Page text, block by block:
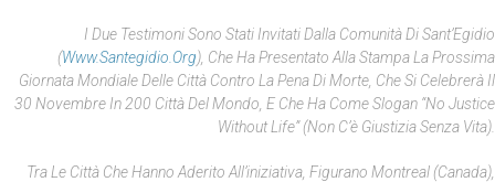
I Due Testimoni Sono Stati Invitati Dalla Comunità Di Sant’Egidio
(Www.santegidio.org), Che Ha Presentato Alla Stampa La Prossima
Giornata Mondiale Delle Città Contro La Pena Di Morte, Che Si Celebrerà Il
30 Novembre In 200 Città Del Mondo, E Che Ha Come Slogan “No Justice
Without Life” (Non C’è Giustizia Senza Vita).
Tra Le Città Che Hanno Aderito All’iniziativa, Figurano Montreal (Canada),